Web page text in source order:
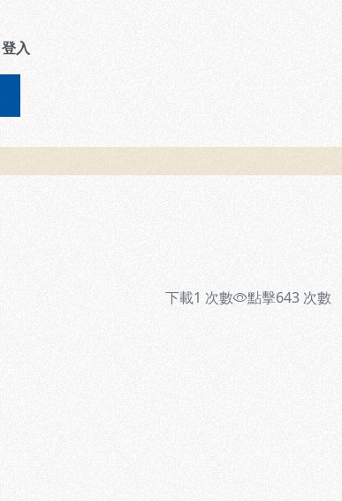
登入
下載1 次數 點擊643 次數